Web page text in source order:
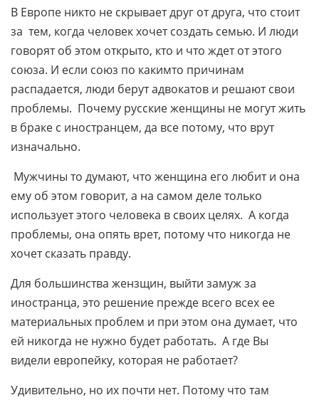
В Европе никто не скрывает друг от друга, что стоит
за тем, когда человек хочет создать семью. И люди
говорят об этом открыто, кто и что ждет от этого
союза. И если союз по какимто причинам
распадается, люди берут адвокатов и решают свои
проблемы. Почему русские женщины не могут жить
в браке с иностранцем, да все потому, что врут
изначально.
Мужчины то думают, что женщина его любит и она
ему об этом говорит, а на самом деле только
использует этого человека в своих целях. А когда
проблемы, она опять врет, потому что никогда не
хочет сказать правду.
Для большинства жензщин, выйти замуж за
иностранца, это решение прежде всего всех ее
материальных проблем и при этом она думает, что
ей никогда не нужно будет работать. А где Вы
видели европейку, которая не работает?
Удивительно, но их почти нет. Потому что там